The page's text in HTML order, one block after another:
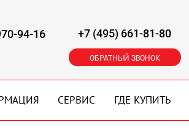
94-16 +7 (495) 661-81-80
ОБРАТНЫЙ ЗВОНОК
СЕРВИС ГДЕ КУПИТЬ